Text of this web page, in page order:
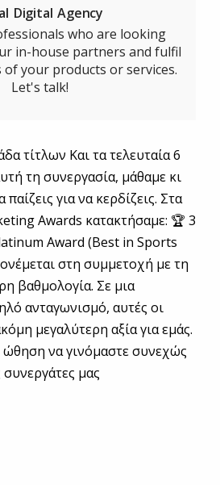
Digital Agency
who are looking
in-house partners and fulfil
your products or services.
Let's talk!